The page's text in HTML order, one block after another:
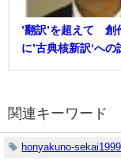
’翻訳’を超えて 創
に’古典核新訳‘への
関連キーワード
honyakuno-sekai1999